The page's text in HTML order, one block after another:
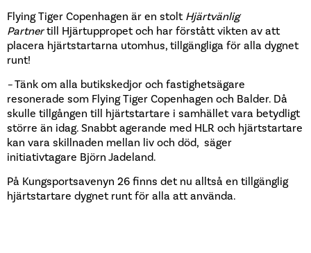
Flying Tiger Copenhagen är en stolt Hjärtvänlig
Partnertill Hjärtuppropet och har förstått vikten av att
placera hjärtstartarna utomhus, tillgängliga för alla dygnet
runt!
–Tänk om alla butikskedjor och fastighetsägare
resonerade som Flying Tiger Copenhagen och Balder. Då
skulle tillgången till hjärtstartare i samhället vara betydligt
större än idag. Snabbt agerande med HLR och hjärtstartare
kan vara skillnaden mellan liv och död, säger
initiativtagare Björn Jadeland.
På Kungsportsavenyn 26 finns det nu alltså en tillgänglig
hjärtstartare dygnet runt för alla att använda.